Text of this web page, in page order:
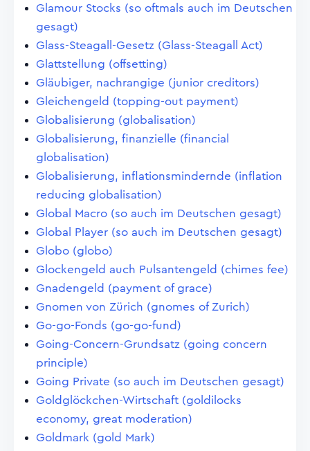
Glamour Stocks (so oftmals auch im Deutschen
gesagt)
Glass-Steagall-Gesetz (Glass-Steagall Act)
Glattstellung (offsetting)
Gläubiger, nachrangige (junior creditors)
Gleichengeld (topping-out payment)
Globalisierung (globalisation)
Globalisierung, finanzielle (financial
globalisation)
Globalisierung, inflationsmindernde (inflation
reducing globalisation)
Global Macro (so auch im Deutschen gesagt)
Global Player (so auch im Deutschen gesagt)
Globo (globo)
Glockengeld auch Pulsantengeld (chimes fee)
Gnadengeld (payment of grace)
Gnomen von Zürich (gnomes of Zurich)
Go-go-Fonds (go-go-fund)
Going-Concern-Grundsatz (going concern
principle)
Going Private (so auch im Deutschen gesagt)
Goldglöckchen-Wirtschaft (goldilocks
economy, great moderation)
Goldmark (gold Mark)